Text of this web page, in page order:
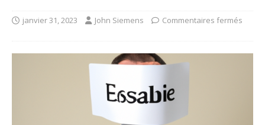
janvier 31, 2023 John Siemens Commentaires fermés